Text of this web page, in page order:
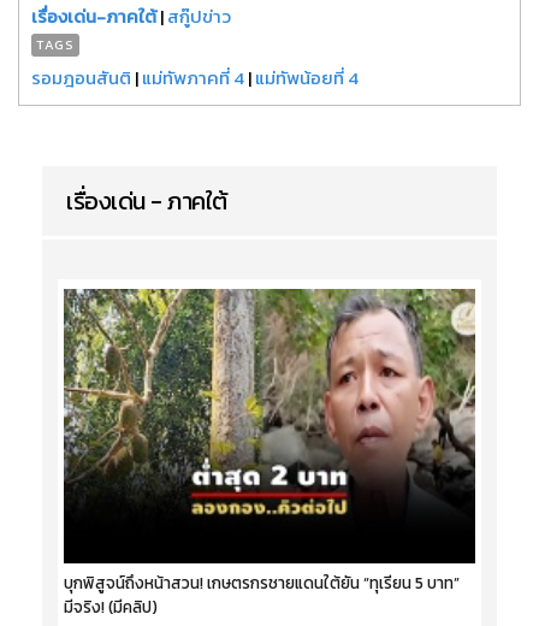
เรื่องเด่น-ภาคใต้|สกู๊ปข่าว
TAGS
รอมฎอนสันติ |แม่ทัพภาคที่ 4|แม่ทัพน้อยที่ 4
เรื่องเด่น - ภาคใต้
บุกพิสูจน์ถึงหน้าสวน! เกษตรกรชายแดนใต้ยัน “ทุเรียน 5 บาท”
มีจริง! (มีคลิป)